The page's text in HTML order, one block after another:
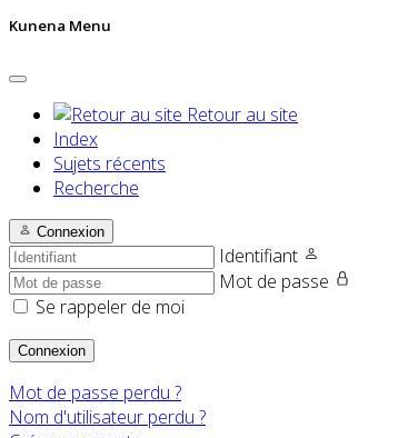
Kunena Menu
Retour au site
Index
Sujets récents
Recherche
Connexion
Identifiant
Mot de passe
Se rappeler de moi
Connexion
Mot de passe perdu ?
Nom d'utilisateur perdu ?